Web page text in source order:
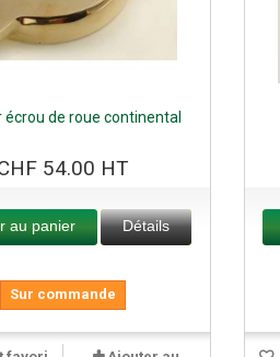
écrou de roue continental
54.00 HT
au panier Détails
Sur commande